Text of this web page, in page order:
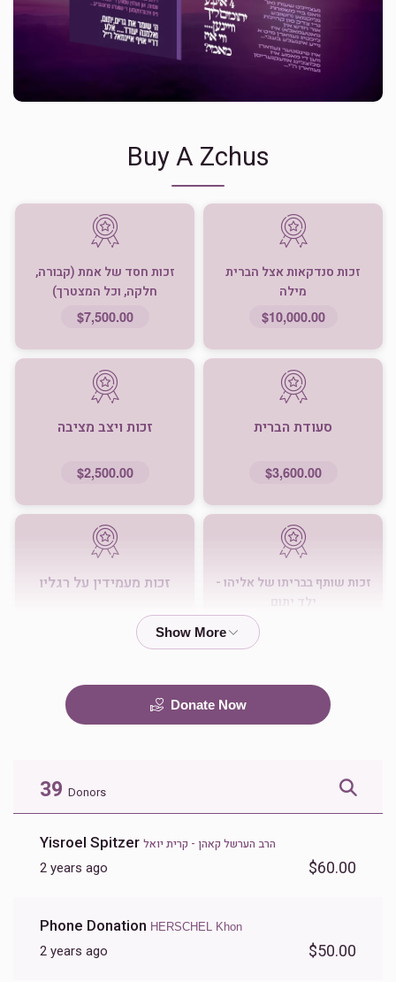
Buy A Zchus
זכות סנדקאות אצל הברית
מילה
$10,000.00
זכות חסד של אמת (קבורה,
חלקה, וכל המצטרך)
$7,500.00
סעודת הברית
$3,600.00
זכות ויצב מציבה
$2,500.00
זכות שותף בבריתו של אליהו -
ילד יתום
זכות מעמידין על רגליו
$36.00
Donate Now
39 Donors
Yisroel Spitzer הרב הערשל קאהן - קרית יואל
2 years ago
$60.00
Phone Donation HERSCHEL Khon
2 years ago $50.00